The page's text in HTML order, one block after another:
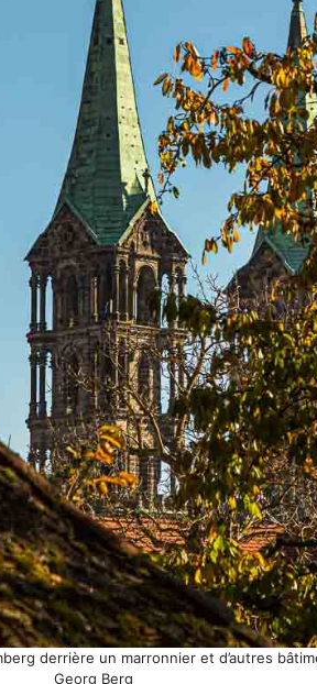
derrière un marronnier et d’autres
Georg Berg